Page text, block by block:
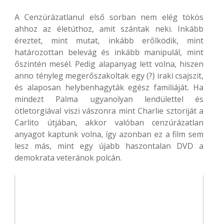
A Cenzúrázatlanul első sorban nem elég tökös
ahhoz az életúthoz, amit szántak neki. Inkább
éreztet, mint mutat, inkább erőlködik, mint
határozottan belevág és inkább manipulál, mint
őszintén mesél. Pedig alapanyag lett volna, hiszen
anno tényleg megerőszakoltak egy (?) iraki csajszit,
és alaposan helybenhagyták egész familiáját. Ha
mindezt Palma ugyanolyan lendülettel és
ötletorgiával viszi vászonra mint Charlie sztoriját a
Carlito útjában, akkor valóban cenzúrázatlan
anyagot kaptunk volna, így azonban ez a film sem
lesz más, mint egy újabb haszontalan DVD a
demokrata veteránok polcán.